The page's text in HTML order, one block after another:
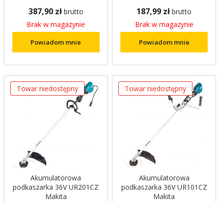
387,90 zł brutto
Brak w magazynie
Powiadom mnie
187,99 zł brutto
Brak w magazynie
Powiadom mnie
Towar niedostępny
Akumulatorowa
podkaszarka 36V UR201CZ
Makita
Towar niedostępny
Akumulatorowa
podkaszarka 36V UR101CZ
Makita